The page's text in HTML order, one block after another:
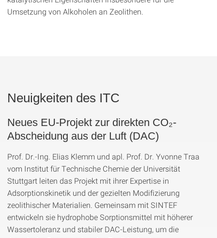
Umsetzung von Alkoholen an Zeolithen.
Neuigkeiten des ITC
Neues EU-Projekt zur direkten CO₂-
Abscheidung aus der Luft (DAC)
Prof. Dr.-Ing. Elias Klemm und apl. Prof. Dr. Yvonne Traa
vom Institut für Technische Chemie der Universität
Stuttgart leiten das Projekt mit ihrer Expertise in
Adsorptionskinetik und der gezielten Modifizierung
zeolithischer Materialien. Gemeinsam mit SINTEF
entwickeln sie hydrophobe Sorptionsmittel mit höherer
Wassertoleranz und stabiler DAC-Leistung, um die